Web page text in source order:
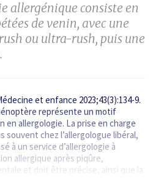
allergénique consiste en
de venin, avec une
ou ultra-rush, puis une
et enfance 2023;43(3):134-9.
représente un motif
allergologie. La prise en charge
souvent chez l’allergologue libéral,
à un service d’allergologie à
allergique après piqûre,
et doit être précise, ainsi que la